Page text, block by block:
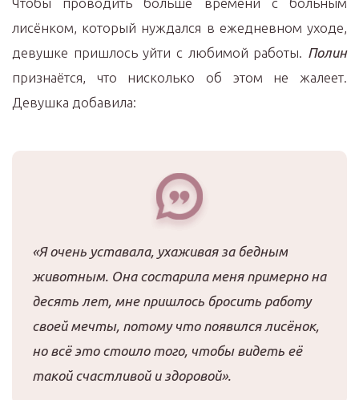
лисёнком, который нуждался в ежедневном уходе,
девушке пришлось уйти с любимой работы. Полин
признаётся, что нисколько об этом не жалеет.
Девушка добавила:
«Я очень уставала, ухаживая за бедным
животным. Она состарила меня примерно на
десять лет, мне пришлось бросить работу
своей мечты, потому что появился лисёнок,
но всё это стоило того, чтобы видеть её
такой счастливой и здоровой».